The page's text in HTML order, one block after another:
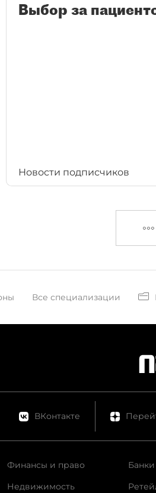
Выбор за
Новости подписчиков
Все специализации
ВКонтакте
Финансы и право
Недвижимость
Банки